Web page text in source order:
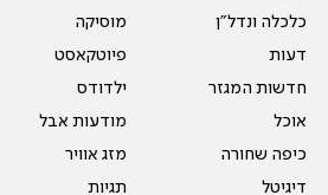
כלכלה ונדל"ן
דעות
חדשות המגזר
אוכל
כיפה שחורה
דיגיטל
מוסיקה
פיוטקאסט
ילדודס
מודעות אבל
מזג אוויר
תגיות